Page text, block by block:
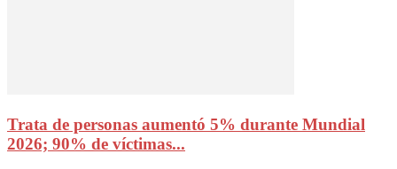
Trata de personas aumentó 5% durante Mundial
2026; 90% de víctimas...